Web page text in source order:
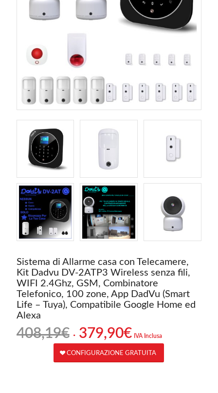
Sistema di Allarme casa con Telecamere,
Kit Dadvu DV-2ATP3 Wireless senza fili,
WIFI 2.4Ghz, GSM, Combinatore
Telefonico, 100 zone, App DadVu (Smart
Life – Tuya), Compatibile Google Home ed
Alexa
408,19€ Il
prezzo
originale
379,90€Il
prezzo
attuale
IVA Inclusa
CONFIGURAZIONE GRATUITA